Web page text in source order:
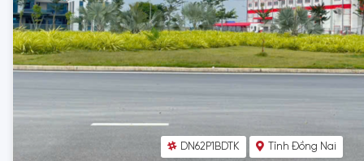
DN62P1BDTK Tỉnh Đồng Nai